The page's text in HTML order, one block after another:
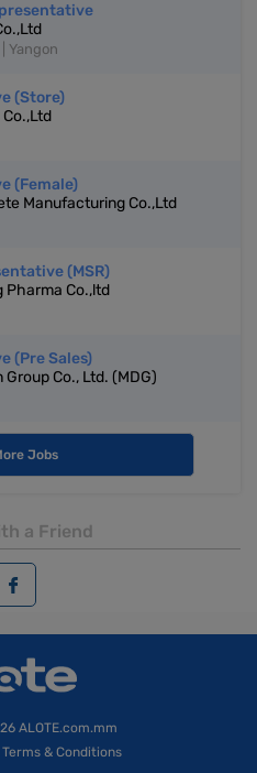
Yangon
(Store)
Co.,Ltd
(Female)
Manufacturing Co.,Ltd
(MSR)
Pharma Co.,ltd
(Pre Sales)
Co., Ltd. (MDG)
Jobs
a Friend
ALOTE.com.mm
Terms & Conditions